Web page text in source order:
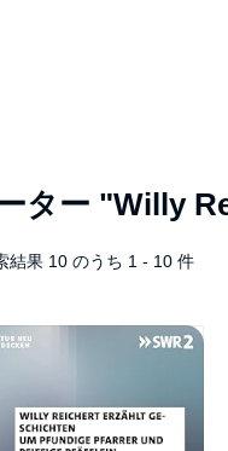
ター "Willy
結果 10 のうち 1 - 10 件